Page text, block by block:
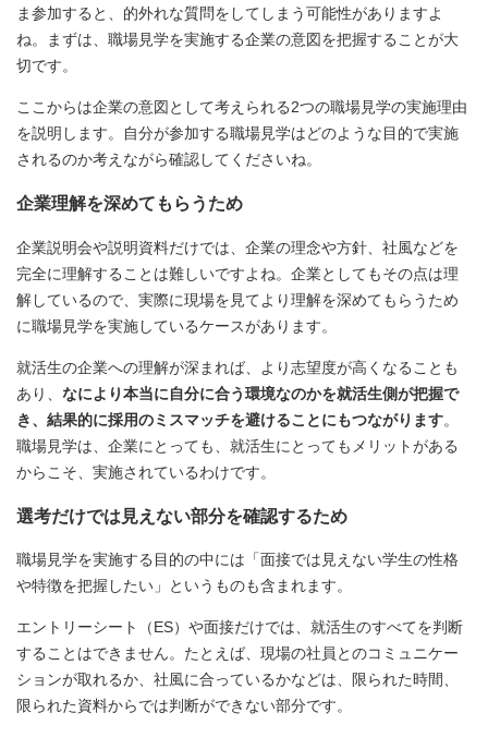
ま参加すると、的外れな質問をしてしまう可能性がありますよ
ね。まずは、職場見学を実施する企業の意図を把握することが大
切です。
ここからは企業の意図として考えられる2つの職場見学の実施理由
を説明します。自分が参加する職場見学はどのような目的で実施
されるのか考えながら確認してくださいね。
企業理解を深めてもらうため
企業説明会や説明資料だけでは、企業の理念や方針、社風などを
完全に理解することは難しいですよね。企業としてもその点は理
解しているので、実際に現場を見てより理解を深めてもらうため
に職場見学を実施しているケースがあります。
就活生の企業への理解が深まれば、より志望度が高くなることも
あり、 なにより本当に自分に合う環境なのかを就活生側が把握で
き、結果的に採用のミスマッチを避けることにもつながります。
職場見学は、企業にとっても、就活生にとってもメリットがある
からこそ、実施されているわけです。
選考だけでは見えない部分を確認するため
職場見学を実施する目的の中には「面接では見えない学生の性格
や特徴を把握したい」というものも含まれます。
エントリーシート（ES）や面接だけでは、就活生のすべてを判断
することはできません。たとえば、現場の社員とのコミュニケー
ションが取れるか、社風に合っているかなどは、限られた時間、
限られた資料からでは判断ができない部分です。